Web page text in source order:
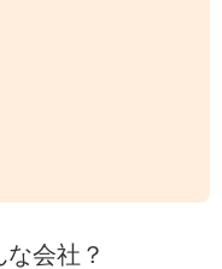
会社？